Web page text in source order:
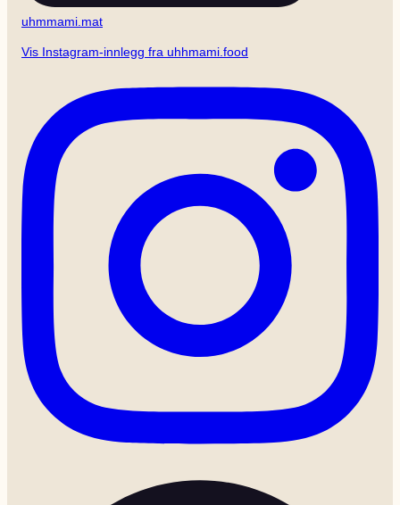
uhmmami.mat
Vis Instagram-innlegg fra uhhmami.food